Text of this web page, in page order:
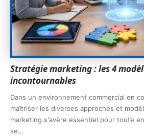
Stratégie marketing : les 4
incontournables
Dans un environnement commercial en
maîtriser les diverses approches et
marketing s'avère essentiel pour toute
se…